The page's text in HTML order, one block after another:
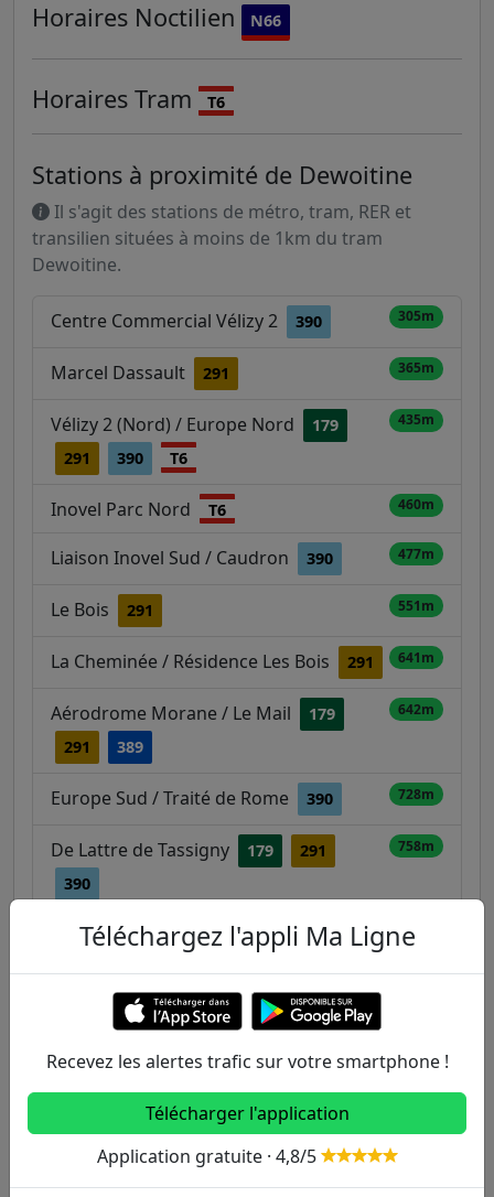
Horaires Noctilien N66
Horaires Tram T6
Stations à proximité de Dewoitine
Il s'agit des stations de métro, tram, RER et
transilien situées à moins de 1km du tram
Dewoitine.
Centre Commercial Vélizy 2 390 305m
Marcel Dassault 291 365m
Vélizy 2 (Nord) / Europe Nord
179
291
390 T6
435m
Inovel Parc Nord T6 460m
Liaison Inovel Sud / Caudron 390 477m
Le Bois 291 551m
La Cheminée / Résidence Les Bois 291 641m
Aérodrome Morane / Le Mail
179
291
389
642m
Europe Sud / Traité de Rome 390 728m
De Lattre de Tassigny 179
291
390
758m
Autres lignes
1 2 3 3B 4
6 7 7B 8
Téléchargez l'appli Ma Ligne
Recevez les alertes trafic sur votre smartphone !
Télécharger l'application
Application gratuite · 4,8/5